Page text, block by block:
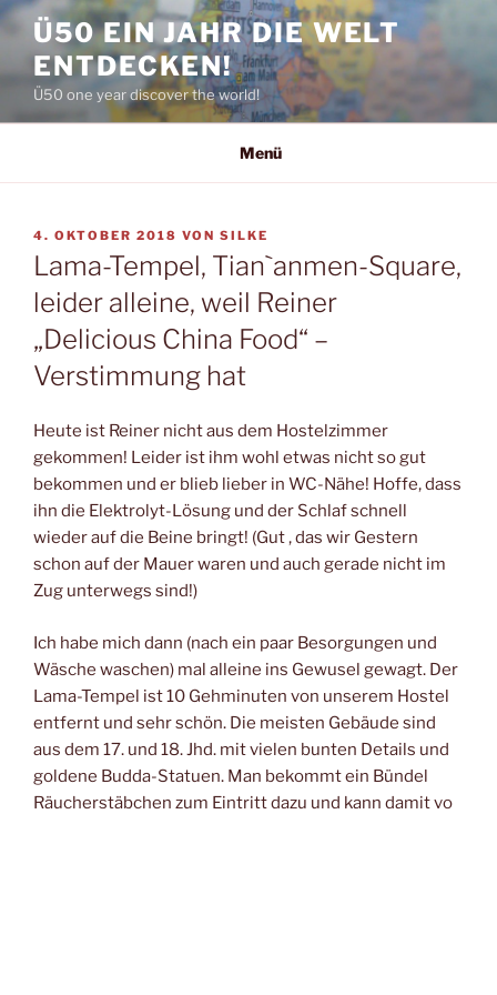
Zum
Inhalt
springen
Ü50 EIN JAHR DIE WELT
ENTDECKEN!
Ü50 one year discover the world!
Menü
VERÖFFENTLICHT
AM
4. OKTOBER 2018 VON SILKE
Lama-Tempel, Tian`anmen-Square,
leider alleine, weil Reiner
„Delicious China Food“ –
Verstimmung hat
Heute ist Reiner nicht aus dem Hostelzimmer
gekommen! Leider ist ihm wohl etwas nicht so gut
bekommen und er blieb lieber in WC-Nähe! Hoffe, dass
ihn die Elektrolyt-Lösung und der Schlaf schnell
wieder auf die Beine bringt! (Gut , das wir Gestern
schon auf der Mauer waren und auch gerade nicht im
Zug unterwegs sind!)
Ich habe mich dann (nach ein paar Besorgungen und
Wäsche waschen) mal alleine ins Gewusel gewagt. Der
Lama-Tempel ist 10 Gehminuten von unserem Hostel
entfernt und sehr schön. Die meisten Gebäude sind
aus dem 17. und 18. Jhd. mit vielen bunten Details und
goldene Budda-Statuen. Man bekommt ein Bündel
Räucherstäbchen zum Eintritt dazu und kann damit vo